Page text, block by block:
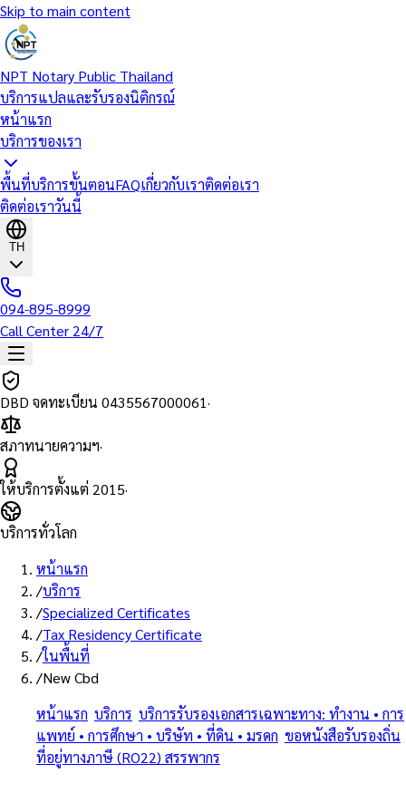
Skip to main content
NPT Notary Public Thailand
บริการแปลและรับรองนิติกรณ์
หน้าแรก
บริการของเรา
พื้นที่บริการขั้นตอนFAQเกี่ยวกับเราติดต่อเรา
ติดต่อเราวันนี้
TH
094-895-8999
Call Center 24/7
DBD จดทะเบียน 0435567000061·
สภาทนายความฯ·
ให้บริการตั้งแต่ 2015·
บริการทั่วโลก
หน้าแรก
/บริการ
/Specialized Certificates
/Tax Residency Certificate
/ในพื้นที่
/New Cbd
หน้าแรก บริการ บริการรับรองเอกสารเฉพาะทาง: ทำงาน • การ
แพทย์ • การศึกษา • บริษัท • ที่ดิน • มรดก ขอหนังสือรับรองถิ่น
ที่อยู่ทางภาษี (RO22) สรรพากร